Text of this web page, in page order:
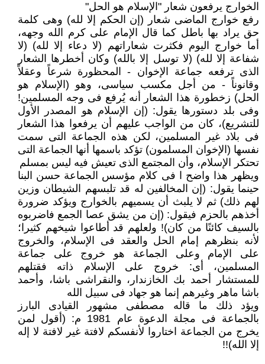
الخوارج يرفعون شعار "الإسلام هو الحل"‏
رفع خوارج الماضى شعار (إن الحكم إلا لله) وهى كلمة
حق يراد بها باطل كما قال الإمام على ‏كرم الله وجهه،
أما خوارج اليوم فكثرت شعاراتهم (لا دعاء إلا لله) (لا
شفاعة إلا لله) (لا ‏توسل إلا بالله) وكان أخطرها الشعار
الذى ترفعه جماعة الإخوان -‏‎ ‎المحظورة شرعاً وعقلاً
وقانوناً ‏‏- من أجل مكسب سياسى، وهو (الإسلام هو
الحل) زخطورة هذا الشعار أنه يُرفع فى وجه ‏المسلمين!
وفى بلد دستورها يقول: (إن الإسلام هو المصدر الأول
للتشريع)، كان من الواجب ‏عليهم أن يرفعوا هذا الشعار
فى بلاد غير المسلمين، لكن هذه الجماعة التى سمت
نفسها ‏‏(الإخوان المسلمون) تؤكد باسمها أنها الجماعة التى
تحتكر الإسلام، وأن المجتمع الذى تعيش فيه ‏ليس بمسلم
ويظهر هذا واضح‎ ‎ا فى كلام مؤسس الجماعة حسن البنا
حينما يقول: (إن المخالفين له قد ‏تلبسهم الشيطان وزين
لهم ذلك) ثم لا يلبث أن يسميهم بالخوارج ويؤكد ضرورة
أخذهم بالحزم ‏فيقول: (إن من يشق عصا الجمع فاضربوه
بالسيف كائنًا من كان)! ولعلهم قد أطاعوا شيخهم ‏كثيرا؛
لأنه بنظرهم إمام الحل والعقد فى الإسلام، والخروج
على الإمام وعلى الجماعة هو خروج ‏على جماعة
المسلمين، أى: خروج على الإسلام ذاته فقتلهم
للمستشار أحمد بك الخازندار، ‏والنقراشى باشا، وأحمد
باشا ماهر وغيرهم إنما هو جهاد فى سبيل الله
ويؤد ذلك ما قاله مصطفى مشهور القيادى البارز
بالجماعة فى مجلة الدعوة عام 1981 م: ‏‏(أقول لمن
يخرج من الجماعة اختاروا لأنفسكم لافتة غير لافتة لا إله
إلا الله)!!‏